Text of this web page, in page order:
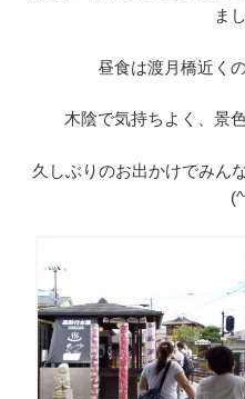
ま
昼食は渡月橋近く
木陰で気持ちよく、景
久しぶりのお出かけでみん